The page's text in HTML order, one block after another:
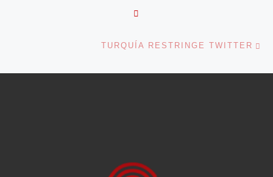
TURQUÍA RESTRINGE TWITTER